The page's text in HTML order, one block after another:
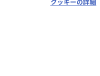
お買い物についてご案
クッキーの詳細